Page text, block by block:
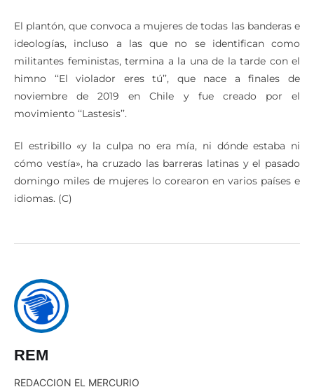
El plantón, que convoca a mujeres de todas las banderas e
ideologías, incluso a las que no se identifican como
militantes feministas, termina a la una de la tarde con el
himno ‘‘El violador eres tú’’, que nace a finales de
noviembre de 2019 en Chile y fue creado por el
El estribillo «y la culpa no era mía, ni dónde estaba ni
cómo vestía», ha cruzado las barreras latinas y el pasado
domingo miles de mujeres lo corearon en varios países e
REM